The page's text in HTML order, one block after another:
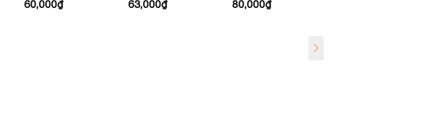
Nâu
63,000₫ 80,000₫ 60,000₫